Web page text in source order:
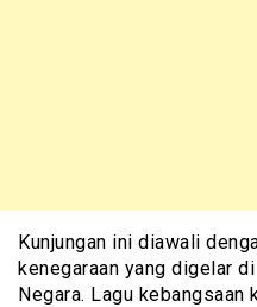
Kunjungan ini diawali
kenegaraan yang digelar
Negara. Lagu kebangsaan